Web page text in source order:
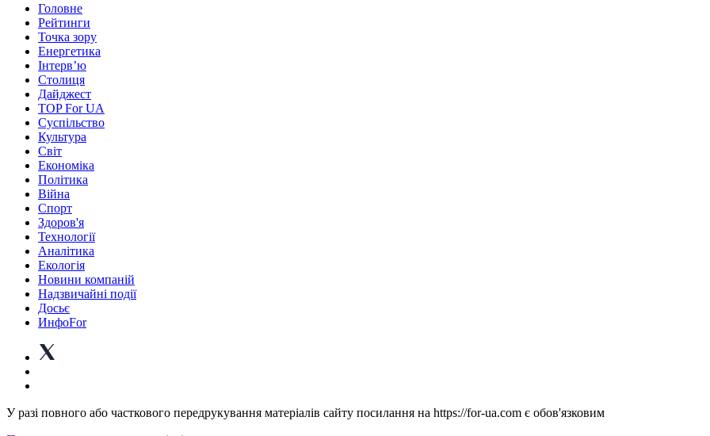
Головне
Рейтинги
Точка зору
Енергетика
Інтерв’ю
Столиця
Дайджест
TOP For UA
Суспiльство
Культура
Світ
Економіка
Політика
Війна
Спорт
Здоров'я
Технології
Аналітика
Екологія
Новини компаній
Надзвичайні події
Досьє
ИнфоFor
У разі повного або часткового передрукування матеріалів сайту посилання на https://for-ua.com є обов'язковим